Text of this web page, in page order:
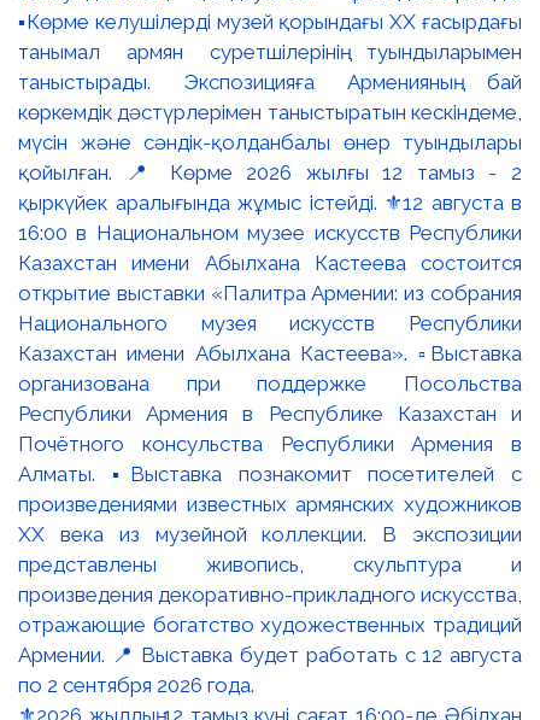
⚜️2026 жылдың 12 тамыз күні сағат 16:00-де Әбілхан